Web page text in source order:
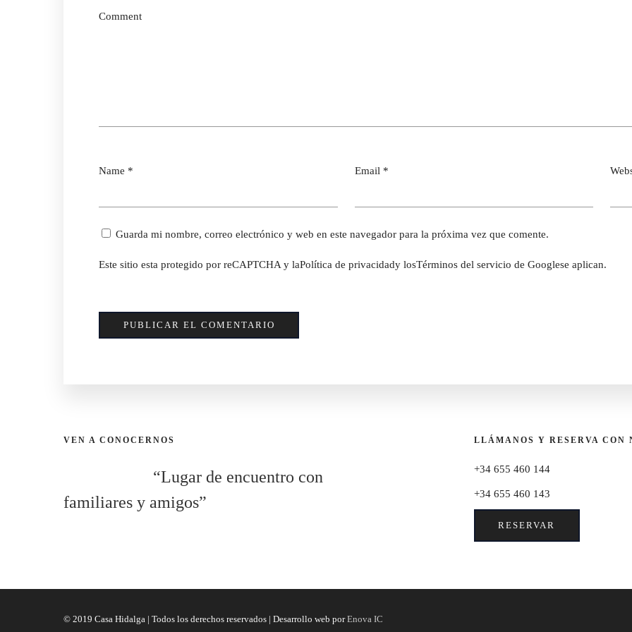
Comment
Name * Email *
Guarda mi nombre, correo electrónico y web en este navegador para la próxima vez que comente.
Este sitio esta protegido por reCAPTCHA y laPolítica de privacidady losTérminos del servicio de Googlese aplican.
VEN A CONOCERNOS
“Lugar de encuentro con
familiares y amigos”
LLÁMANOS Y RESERVA CON
+34 655 460 144
+34 655 460 143
RESERVAR
© 2019 Casa Hidalga | Todos los derechos reservados | Desarrollo web porEnova IC